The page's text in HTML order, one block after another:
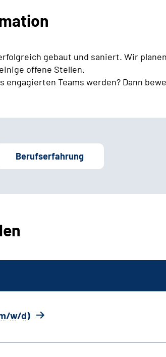
gebaut und saniert. Wir
offene Stellen.
engagierten Teams werden? Dann
Berufserfahrung
/w/d)